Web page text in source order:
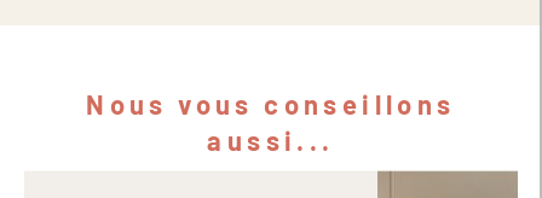
Nous vous conseillons
aussi...